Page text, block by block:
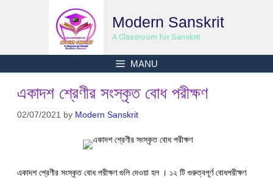
Modern Sanskrit
A Classroom for Sanskrit
MANU
একাদশ শ্রেণীর সংস্কৃত বোধ পরীক্ষণ
02/07/2021 by Modern Sanskrit
একাদশ শ্রেণীর সংস্কৃত বোধ পরীক্ষণ গুলি দেওয়া হল । ১২ টি গুরুত্বপূর্ণ বোধপরীক্ষণ